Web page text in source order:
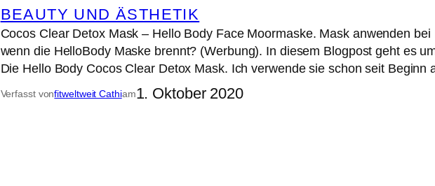
BEAUTY UND ÄSTHETIK
Cocos Clear Detox Mask – Hello Body Face Moormaske. Mask anwenden
wenn die HelloBody Maske brennt? (Werbung). In diesem Blogpost geht es
Die Hello Body Cocos Clear Detox Mask. Ich verwende sie schon seit
Verfasst vonfitweltweit Cathiam1. Oktober 2020